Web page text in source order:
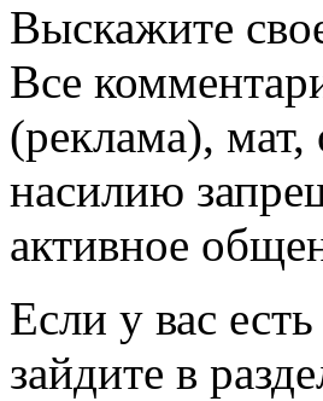
Выскажите
Все
(реклама),
насилию
активное
Если у вас
зайдите в